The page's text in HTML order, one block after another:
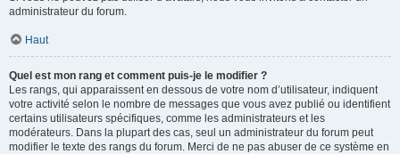
administrateur du forum.
Haut
Quel est mon rang et comment puis-je le modifier ?
Les rangs, qui apparaissent en dessous de votre nom d’utilisateur, indiquent
votre activité selon le nombre de messages que vous avez publié ou identifient
certains utilisateurs spécifiques, comme les administrateurs et les
modérateurs. Dans la plupart des cas, seul un administrateur du forum peut
modifier le texte des rangs du forum. Merci de ne pas abuser de ce système en